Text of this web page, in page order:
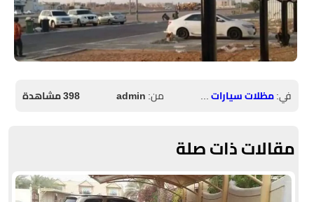
في:مظلات سيارات الخميس من:admin 398 مشاهدة
مقالات ذات صلة